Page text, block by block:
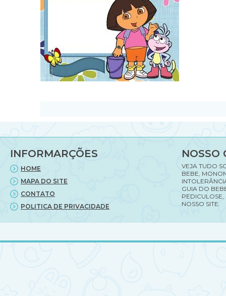
INFORMARÇÕES
HOME
MAPA DO SITE
CONTATO
POLITICA DE PRIVACIDADE
NOSSO
VEJA TUDO
BEBE,
GUIA DO
PEDICULOSE,
NOSSO SITE.